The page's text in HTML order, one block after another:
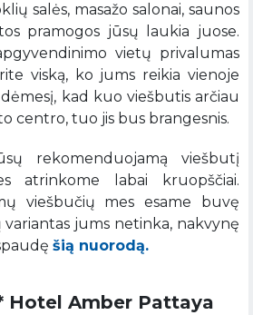
salės, masažo salonai, saunos
pramogos jūsų laukia juose.
vietų privalumas
viską, ko jums reikia vienoje
kad kuo viešbutis arčiau
centro, tuo jis bus brangesnis.
rekomenduojamą viešbutį
atrinkome labai kruopščiai.
viešbučių mes esame buvę
variantas jums netinka, nakvynę
šią nuorodą.
Hotel Amber Pattaya